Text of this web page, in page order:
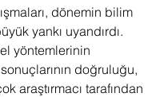
dönemin bilim
yankı uyandırdı.
yöntemlerinin
sonuçlarının doğruluğu,
araştırmacı tarafından